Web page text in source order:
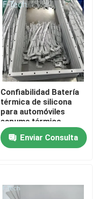
Confiabilidad Batería
térmica de silicona
para automóviles
espuma térmica
cumple con la
certificación UL94 V-0
Enviar Consulta